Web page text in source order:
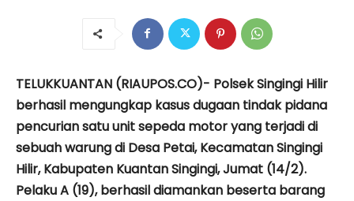
TELUKKUANTAN (RIAUPOS.CO)- Polsek Singingi Hilir
berhasil mengungkap kasus dugaan tindak pidana
pencurian satu unit sepeda motor yang terjadi di
sebuah warung di Desa Petai, Kecamatan Singingi
Hilir, Kabupaten Kuantan Singingi, Jumat (14/2).
Pelaku A (19), berhasil diamankan beserta barang